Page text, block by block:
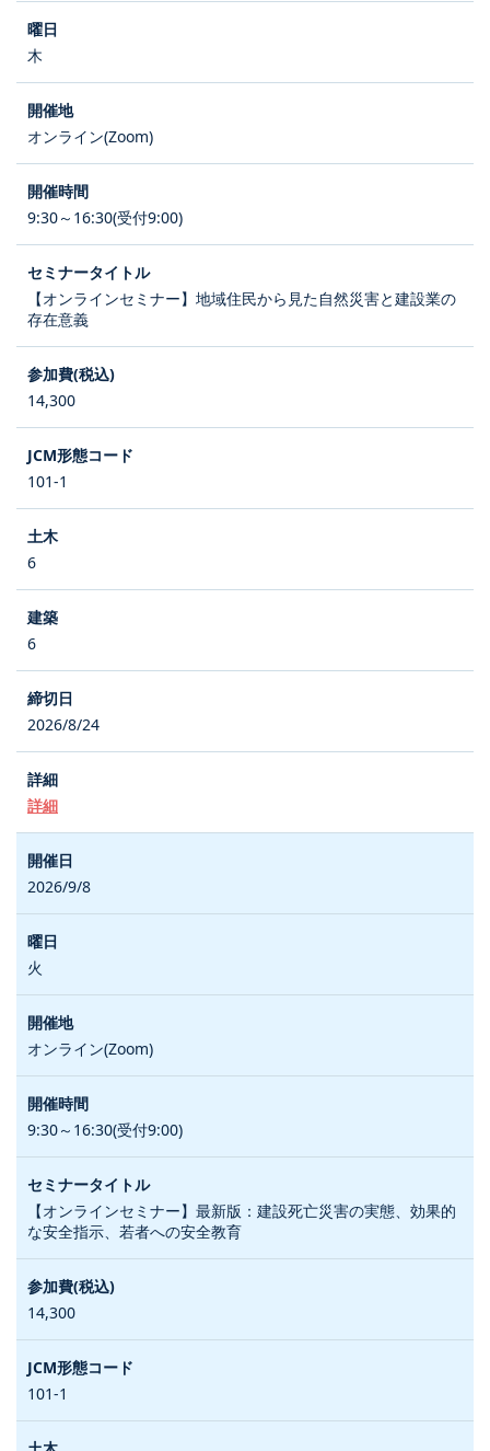
木
オンライン(Zoom)
9:30～16:30(受付9:00)
【オンラインセミナー】地域住民から見た自然災害と建設業の
存在意義
14,300
101-1
6
6
2026/8/24
詳細
2026/9/8
火
オンライン(Zoom)
9:30～16:30(受付9:00)
【オンラインセミナー】最新版：建設死亡災害の実態、効果的
な安全指示、若者への安全教育
14,300
101-1